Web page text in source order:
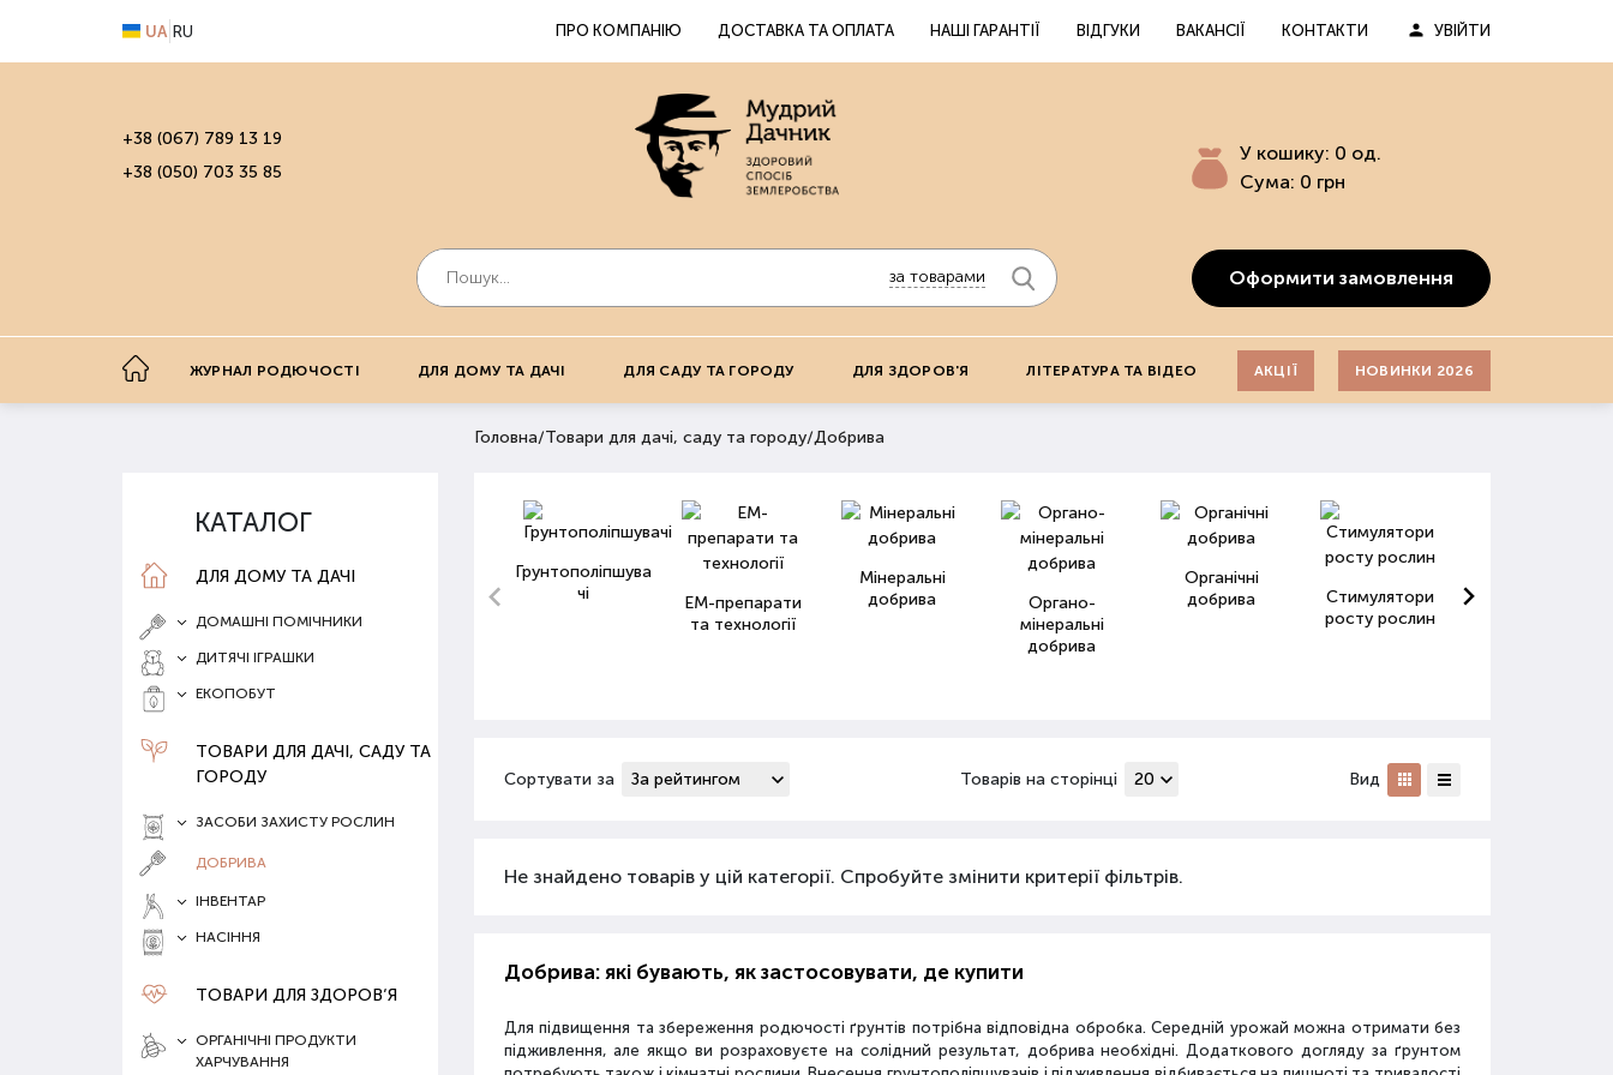
UA RU ПРО КОМПАНІЮ ДОСТАВКА ТА ОПЛАТА НАШІ ГАРАНТІЇ ВІДГУКИ ВАКАНСІЇ КОНТАКТИ УВІЙТИ
+38 (067) 789 13 19
+38 (050) 703 35 85
за товарами
У кошику: 0 од.
Сума: 0 грн
Оформити замовлення
ЖУРНАЛ РОДЮЧОСТІ ДЛЯ ДОМУ ТА ДАЧІ ДЛЯ САДУ ТА ГОРОДУ ДЛЯ ЗДОРОВ'Я ЛІТЕРАТУРА ТА ВІДЕО АКЦІЇ НОВИНКИ 2026
КАТАЛОГ
ДЛЯ ДОМУ ТА ДАЧІ
ДОМАШНІ ПОМІЧНИКИ
ДИТЯЧІ ІГРАШКИ
ЕКОПОБУТ
ТОВАРИ ДЛЯ ДАЧІ, САДУ ТА
ГОРОДУ
ЗАСОБИ ЗАХИСТУ РОСЛИН
ДОБРИВА
ІНВЕНТАР
НАСІННЯ
ТОВАРИ ДЛЯ ЗДОРОВ‘Я
ОРГАНІЧНІ ПРОДУКТИ
ХАРЧУВАННЯ
Головна/Товари для дачі, саду та городу/Добрива
Грунтополіпшува
чі
ЕМ-препарати
та технології
Мінеральні
добрива
Органо-
мінеральні
добрива
Органічні
добрива
Стимулятори
росту рослин
Сортувати за Товарів на сторінці Вид
Не знайдено товарів у цій категорії. Спробуйте змінити критерії фільтрів.
Добрива: які бувають, як застосовувати, де купити
Для підвищення та збереження родючості ґрунтів потрібна відповідна обробка. Середній урожай можна отримати без
підживлення, але якщо ви розраховуєте на солідний результат, добрива необхідні. Додаткового догляду за ґрунтом